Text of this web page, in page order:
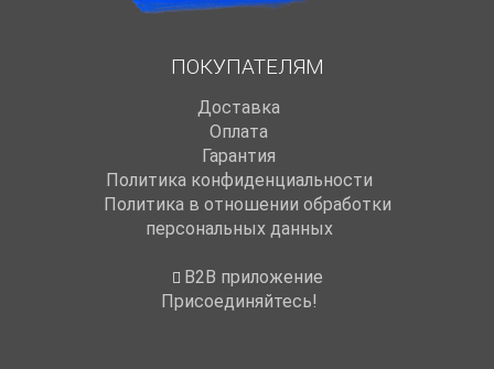
ПОКУПАТЕЛЯМ
Доставка
Оплата
Гарантия
Политика конфиденциальности
Политика в отношении обработки
персональных данных
B2B приложение
Присоединяйтесь!